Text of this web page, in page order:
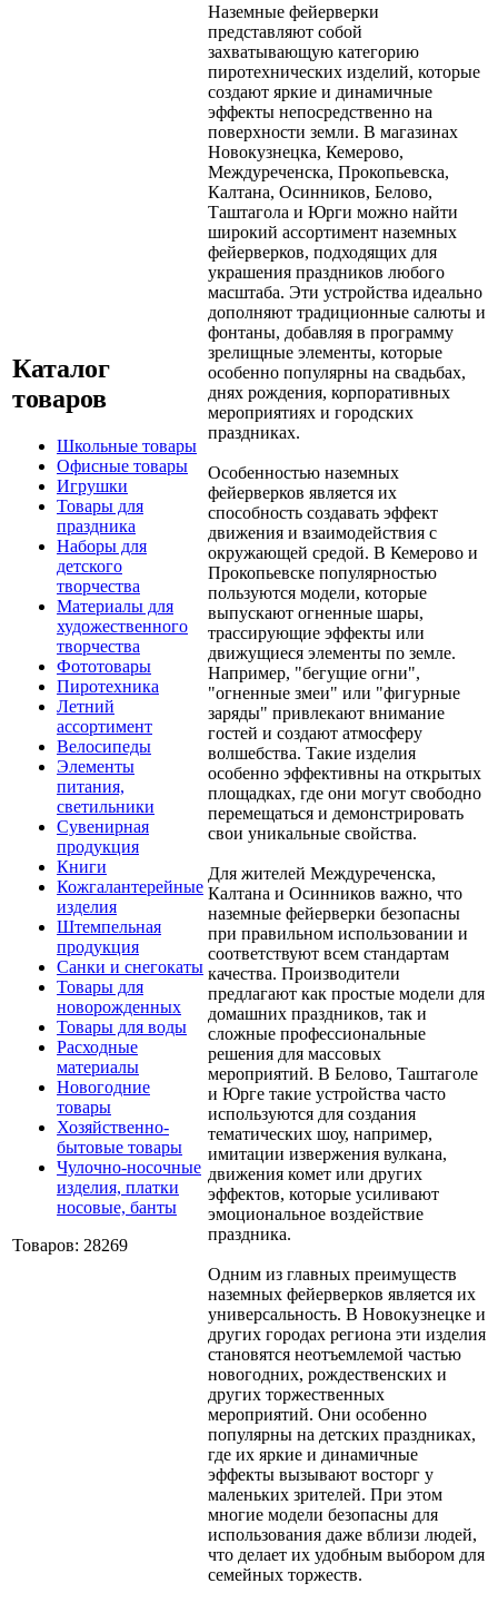
Каталог
товаров
Школьные товары
Офисные товары
Игрушки
Товары для
праздника
Наборы для
детского
творчества
Материалы для
художественного
творчества
Фототовары
Пиротехника
Летний
ассортимент
Велосипеды
Элементы
питания,
светильники
Сувенирная
продукция
Книги
Кожгалантерейные
изделия
Штемпельная
продукция
Санки и снегокаты
Товары для
новорожденных
Товары для воды
Расходные
материалы
Новогодние
товары
Хозяйственно-
бытовые товары
Чулочно-носочные
изделия, платки
носовые, банты
Товаров: 28269
Наземные фейерверки
представляют собой
захватывающую категорию
пиротехнических изделий, которые
создают яркие и динамичные
эффекты непосредственно на
поверхности земли. В магазинах
Новокузнецка, Кемерово,
Междуреченска, Прокопьевска,
Калтана, Осинников, Белово,
Таштагола и Юрги можно найти
широкий ассортимент наземных
фейерверков, подходящих для
украшения праздников любого
масштаба. Эти устройства идеально
дополняют традиционные салюты и
фонтаны, добавляя в программу
зрелищные элементы, которые
особенно популярны на свадьбах,
днях рождения, корпоративных
мероприятиях и городских
праздниках.
Особенностью наземных
фейерверков является их
способность создавать эффект
движения и взаимодействия с
окружающей средой. В Кемерово и
Прокопьевске популярностью
пользуются модели, которые
выпускают огненные шары,
трассирующие эффекты или
движущиеся элементы по земле.
Например, "бегущие огни",
"огненные змеи" или "фигурные
заряды" привлекают внимание
гостей и создают атмосферу
волшебства. Такие изделия
особенно эффективны на открытых
площадках, где они могут свободно
перемещаться и демонстрировать
свои уникальные свойства.
Для жителей Междуреченска,
Калтана и Осинников важно, что
наземные фейерверки безопасны
при правильном использовании и
соответствуют всем стандартам
качества. Производители
предлагают как простые модели для
домашних праздников, так и
сложные профессиональные
решения для массовых
мероприятий. В Белово, Таштаголе
и Юрге такие устройства часто
используются для создания
тематических шоу, например,
имитации извержения вулкана,
движения комет или других
эффектов, которые усиливают
эмоциональное воздействие
праздника.
Одним из главных преимуществ
наземных фейерверков является их
универсальность. В Новокузнецке и
других городах региона эти изделия
становятся неотъемлемой частью
новогодних, рождественских и
других торжественных
мероприятий. Они особенно
популярны на детских праздниках,
где их яркие и динамичные
эффекты вызывают восторг у
маленьких зрителей. При этом
многие модели безопасны для
использования даже вблизи людей,
что делает их удобным выбором для
семейных торжеств.